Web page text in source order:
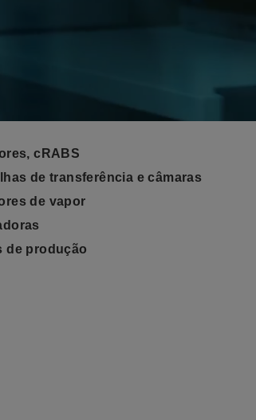
cRABS
de transferência e câmaras
de vapor
de produção